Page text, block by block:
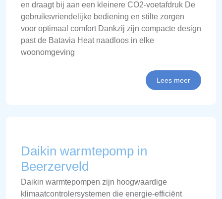
en draagt bij aan een kleinere CO2-voetafdruk De
gebruiksvriendelijke bediening en stilte zorgen
voor optimaal comfort Dankzij zijn compacte design
past de Batavia Heat naadloos in elke
woonomgeving
Lees meer
Daikin warmtepomp in
Beerzerveld
Daikin warmtepompen zijn hoogwaardige
klimaatcontrolersystemen die energie-efficiënt